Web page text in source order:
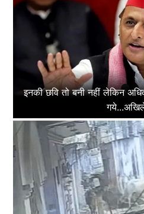
इनकी छवि तो बनी नहीं लेकिन